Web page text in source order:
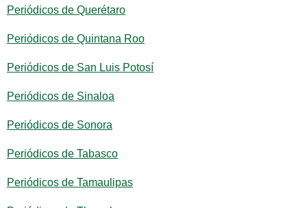
Periódicos de Querétaro
Periódicos de Quintana Roo
Periódicos de San Luis Potosí
Periódicos de Sinaloa
Periódicos de Sonora
Periódicos de Tabasco
Periódicos de Tamaulipas